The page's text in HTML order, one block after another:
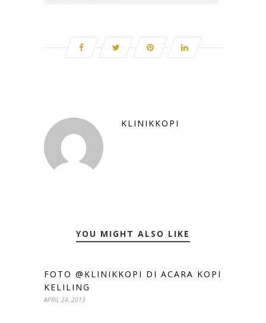
KLINIKKOPI
YOU MIGHT ALSO LIKE
FOTO @KLINIKKOPI DI ACARA KOPI
KELILING
APRIL 24, 2013